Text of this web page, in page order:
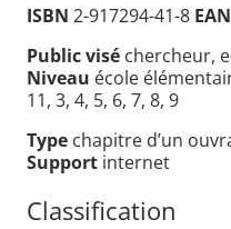
ISBN 2-917294-41-8 EAN
Public visé chercheur,
Niveau école
11, 3, 4, 5, 6, 7, 8, 9
Type chapitre d’un
Support internet
Classification